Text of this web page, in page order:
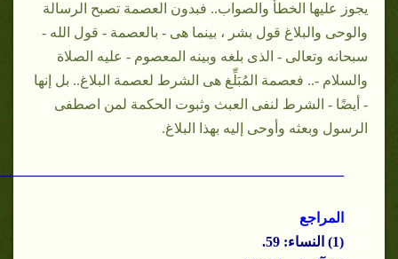
يجوز عليها الخطأ والصواب.. فبدون العصمة تصبح الرسالة
والوحى والبلاغ قول بشر ، بينما هى - بالعصمة - قول الله -
سبحانه وتعالى - الذى بلغه وبينه المعصوم - عليه الصلاة
والسلام -.. فعصمة المُبَلِّغ هى الشرط لعصمة البلاغ.. بل إنها
- أيضًا - الشرط لنفى العبث وثبوت الحكمة لمن اصطفى
الرسول وبعثه وأوحى إليه بهذا البلاغ.
المراجع
(1)
النساء: 59.